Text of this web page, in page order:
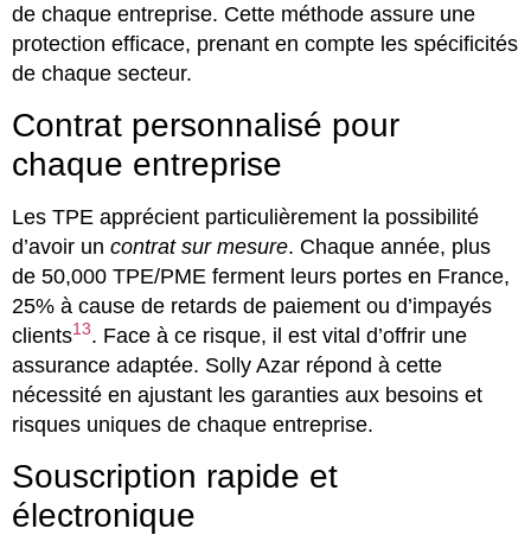
de chaque entreprise. Cette méthode assure une
protection efficace, prenant en compte les spécificités
de chaque secteur.
Contrat personnalisé pour
chaque entreprise
Les TPE apprécient particulièrement la possibilité
d’avoir un contrat sur mesure. Chaque année, plus
de 50,000 TPE/PME ferment leurs portes en France,
25% à cause de retards de paiement ou d’impayés
clients13. Face à ce risque, il est vital d’offrir une
assurance adaptée. Solly Azar répond à cette
nécessité en ajustant les garanties aux besoins et
risques uniques de chaque entreprise.
Souscription rapide et
électronique